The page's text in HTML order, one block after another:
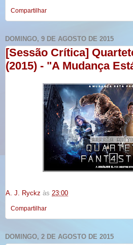
Compartilhar
DOMINGO, 9 DE AGOSTO DE 2015
[Sessão Crítica]
(2015) - "A Mudança
A. J. Ryckz às 23:00
Compartilhar
DOMINGO, 2 DE AGOSTO DE 2015